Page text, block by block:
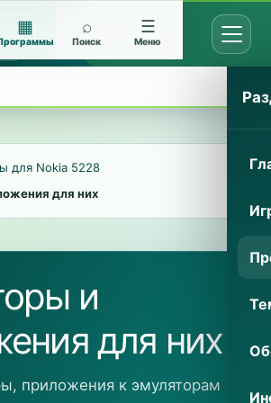
Архив Nokia 5228
▦ ⌕
Поиск
☰
Меню
для Nokia 5228
для них
и
для них
приложения к эмуляторам